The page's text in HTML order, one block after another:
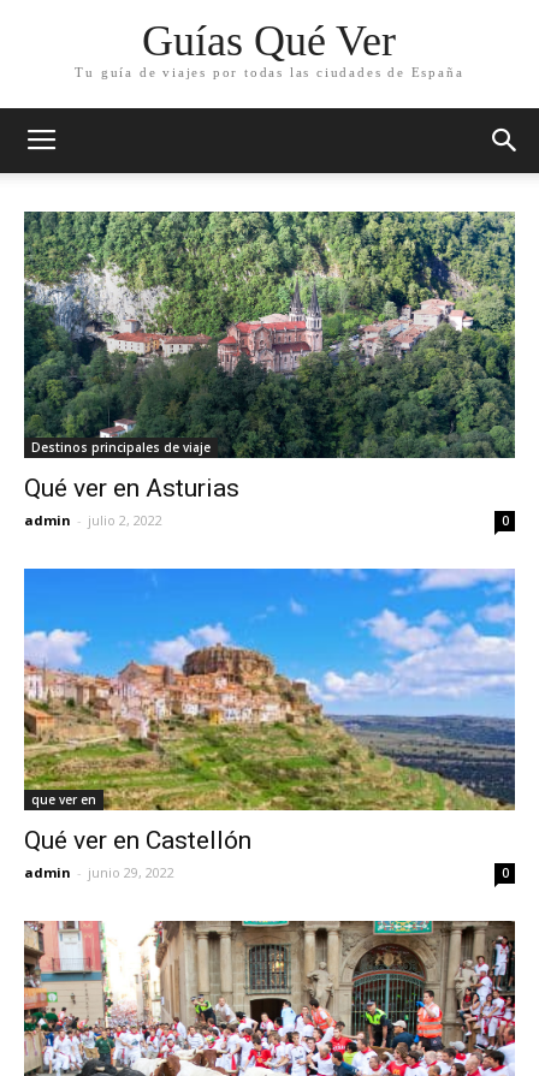
Guías Qué Ver
Tu guía de viajes por todas las ciudades de España
Destinos principales de viaje
Qué ver en Asturias
admin - julio 2, 2022 0
que ver en
Qué ver en Castellón
admin - junio 29, 2022 0